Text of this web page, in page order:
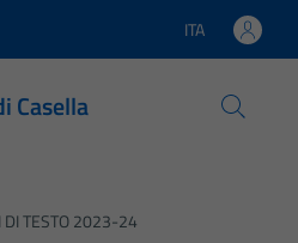
Lingua attiva:
ITA
Casella
DI TESTO 2023-24